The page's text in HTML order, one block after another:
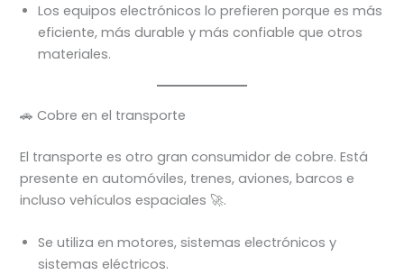
Los equipos electrónicos lo prefieren porque es más
eficiente, más durable y más confiable que otros
materiales.
🚗 Cobre en el transporte
El transporte es otro gran consumidor de cobre. Está
presente en automóviles, trenes, aviones, barcos e
incluso vehículos espaciales 🚀.
Se utiliza en motores, sistemas electrónicos y
sistemas eléctricos.